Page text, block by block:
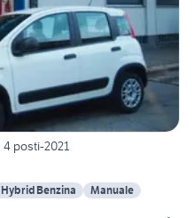
4 posti-2021
Benzina
Manuale